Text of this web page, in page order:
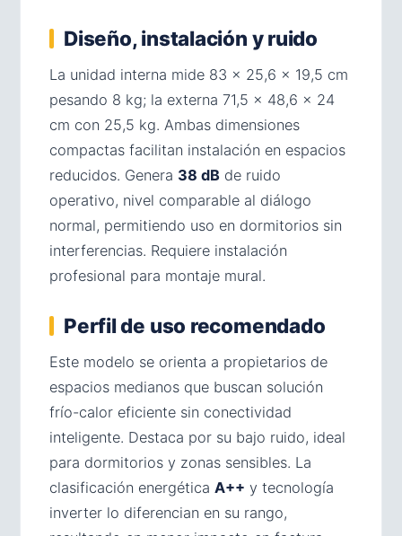
Diseño, instalación y ruido
La unidad interna mide 83 × 25,6 × 19,5 cm
pesando 8 kg; la externa 71,5 × 48,6 × 24
cm con 25,5 kg. Ambas dimensiones
compactas facilitan instalación en espacios
reducidos. Genera 38 dB de ruido
operativo, nivel comparable al diálogo
normal, permitiendo uso en dormitorios sin
interferencias. Requiere instalación
profesional para montaje mural.
Perfil de uso recomendado
Este modelo se orienta a propietarios de
espacios medianos que buscan solución
frío-calor eficiente sin conectividad
inteligente. Destaca por su bajo ruido, ideal
para dormitorios y zonas sensibles. La
clasificación energética A++ y tecnología
inverter lo diferencian en su rango,